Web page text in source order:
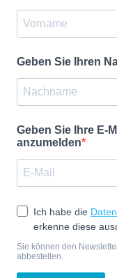
Geben Sie Ihren
Geben Sie Ihre E-
anzumelden
Ich habe die
erkenne diese
Sie können den
abbestellen.